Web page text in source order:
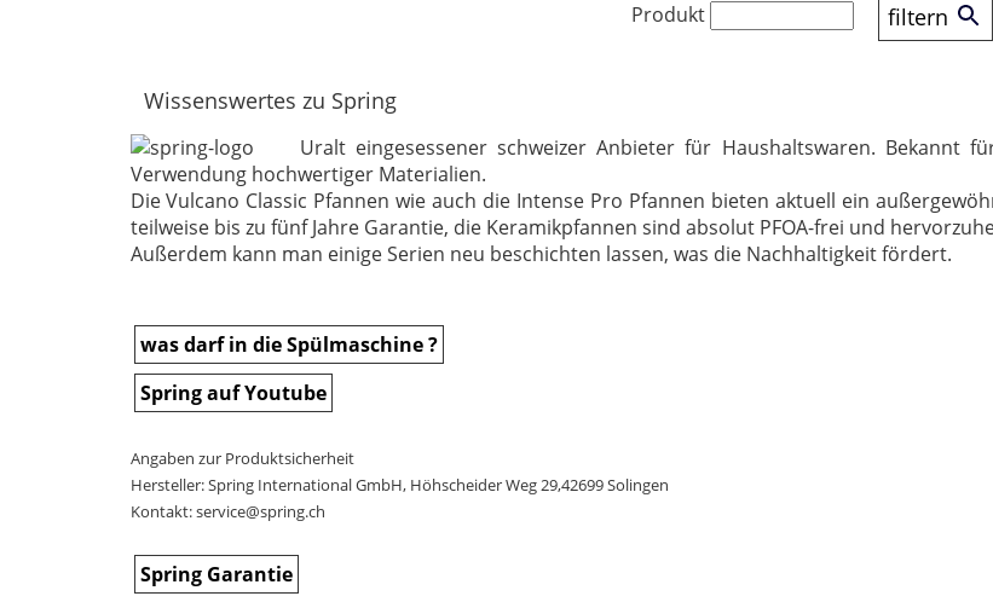
Produkt filtern
Wissenswertes zu Spring
Uralt eingesessener schweizer Anbieter für Haushaltswaren. Bekannt
Verwendung hochwertiger Materialien.
Die Vulcano Classic Pfannen wie auch die Intense Pro Pfannen bieten aktuell ein
teilweise bis zu fünf Jahre Garantie, die Keramikpfannen sind absolut PFOA-frei und
Außerdem kann man einige Serien neu beschichten lassen, was die Nachhaltigkeit fördert.
was darf in die Spülmaschine ?
Spring auf Youtube
Angaben zur Produktsicherheit
Hersteller: Spring International GmbH, Höhscheider Weg 29,42699 Solingen
Kontakt: service@spring.ch
Spring Garantie